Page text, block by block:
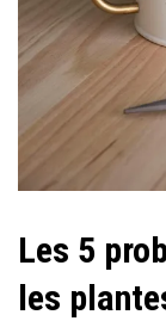
Les 5
les